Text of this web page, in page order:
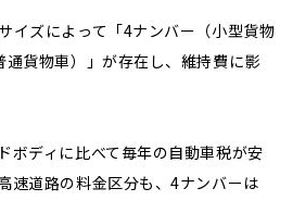
イズによって「4ナンバー（小型貨物
貨物車）」が存在し、維持費に影
ボディに比べて毎年の自動車税が安
速道路の料金区分も、4ナンバーは